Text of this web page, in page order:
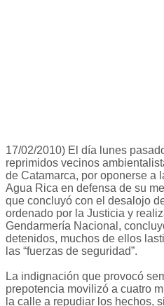
17/02/2010) El día lunes
reprimidos vecinos
de Catamarca, por oponerse a
Agua Rica en defensa de su
que concluyó con el desalojo
ordenado por la Justicia y
Gendarmería Nacional,
detenidos, muchos de ellos
las “fuerzas de seguridad”.
La indignación que provocó
prepotencia movilizó a cuatro
la calle a repudiar los hechos,